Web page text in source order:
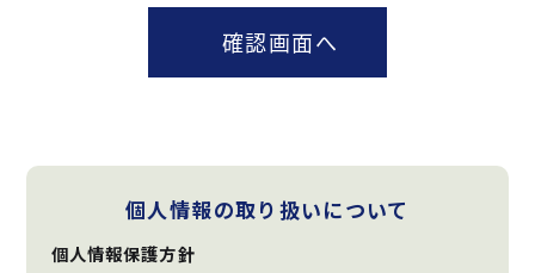
個人情報の取り扱いについて
個人情報保護方針